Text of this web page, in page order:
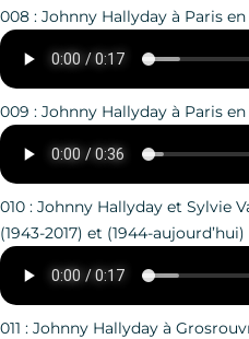
008 : Johnny Hallyday à Paris en
009 : Johnny Hallyday à Paris en
010 : Johnny Hallyday et Sylvie
(1943-2017) et (1944-aujourd’hui)
011 : Johnny Hallyday à